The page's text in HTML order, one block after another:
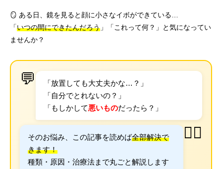
🪞 ある日、鏡を見ると顔に小さなイボができている…
「いつの間にできたんだろう 」「これって何？」と気になってい
ませんか？
💬
「放置しても大丈夫かな…？」
「自分でとれないの？」
「もしかして悪いものだったら？」
👩‍⚕️
そのお悩み、この記事を読めば全部解決で
きます！
種類・原因・治療法まで丸ごと解説します